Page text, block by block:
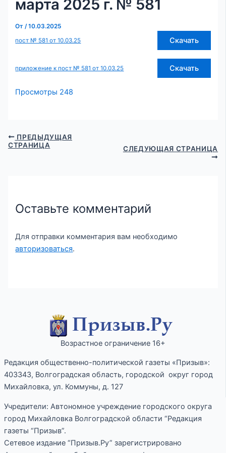
марта 2025 г. № 581
От/10.03.2025
пост № 581 от 10.03.25
Скачать
приложение к пост № 581 от 10.03.25 Скачать
Просмотры 248
ПРЕДЫДУЩАЯ
СТРАНИЦА
СЛЕДУЮЩАЯ СТРАНИЦА
Оставьте комментарий
Для отправки комментария вам необходимо
авторизоваться.
Возрастное ограничение 16+
Редакция общественно-политической газеты «Призыв»:
403343, Волгоградская область, городской округ город
Михайловка, ул. Коммуны, д. 127
Учредители: Автономное учреждение городского округа
город Михайловка Волгоградской области “Редакция
газеты “Призыв”.
Сетевое издание “Призыв.Ру” зарегистрировано